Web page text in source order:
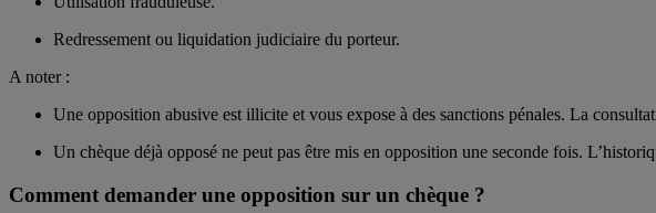
Redressement ou liquidation judiciaire du porteur.
A noter :
Une opposition abusive est illicite et vous expose à des sanctions pénales. La
Un chèque déjà opposé ne peut pas être mis en opposition une seconde fois.
Comment demander une opposition sur un chèque ?